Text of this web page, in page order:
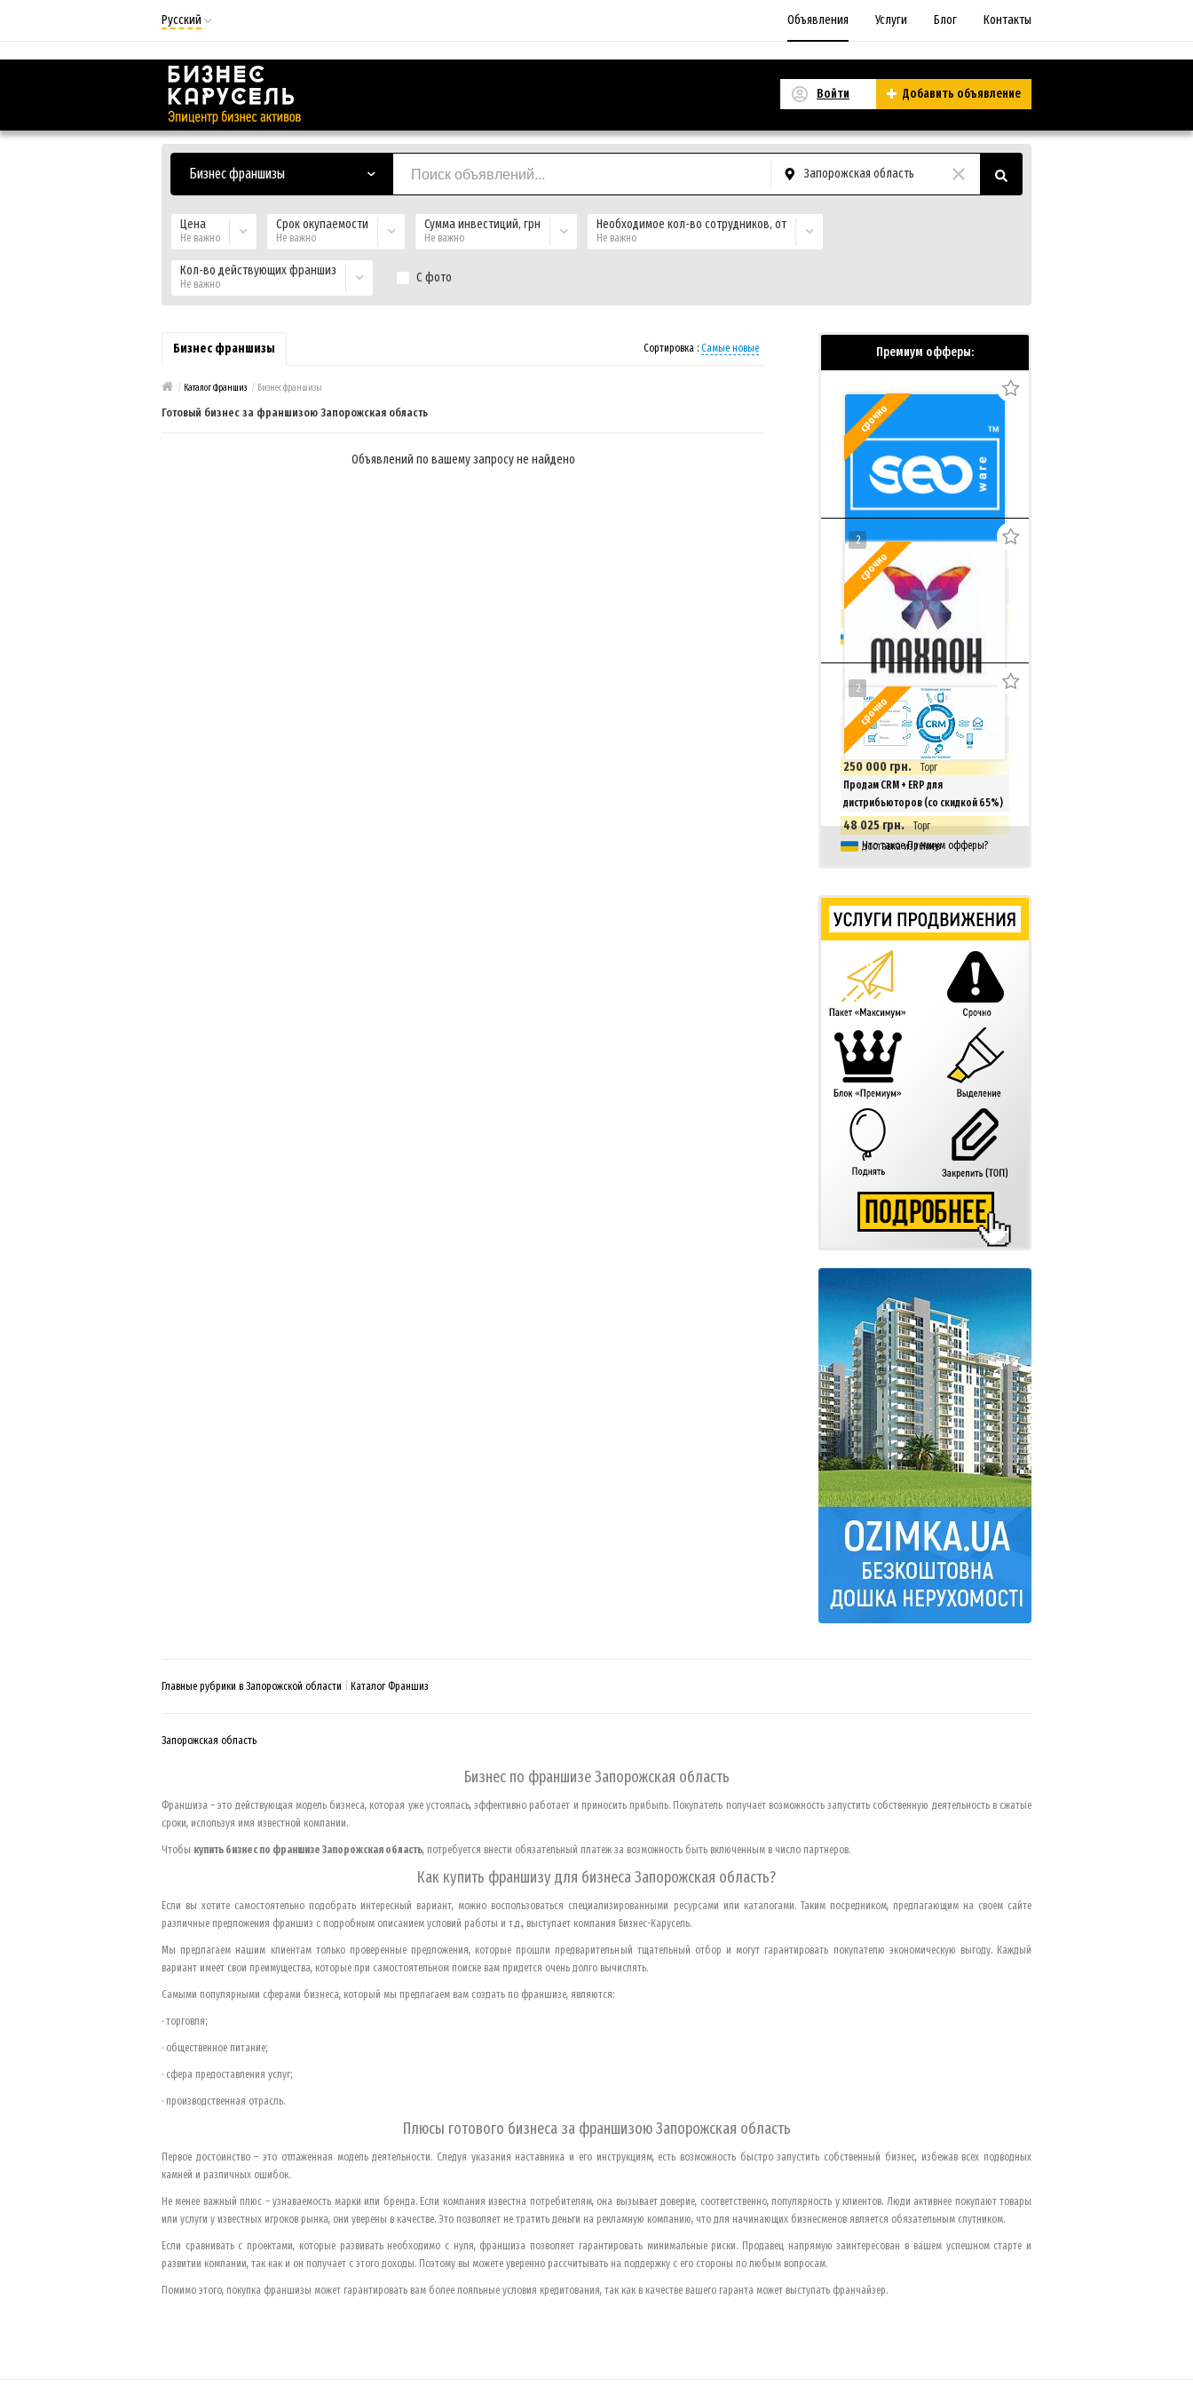
Русский
Русский
Українська
Объявления Услуги Блог Контакты
Войти Добавить объявление
Бизнес франшизы Запорожская область
Цена
Не важно
Срок окупаемости
Не важно
Сумма инвестиций, грн
Не важно
Необходимое кол-во сотрудников, от
Не важно
Кол-во действующих франшиз
Не важно С фото
Бизнес франшизы Сортировка : Самые новые
/ Каталог Франшиз / Бизнес франшизы
Готовый бизнес за франшизою Запорожская область
Объявлений по вашему запросу не найдено
Премиум офферы:
срочно
2
SEO-биржа, магазин фриланс услуг
+ ТМ Seoware
999 000 грн.
Киев
срочно
2
Продается раскрученная Веб-
студия Махаон
250 000 грн.
Торг
Киев
срочно
Продам CRM + ERP для
дистрибьюторов (со скидкой 65%)
48 025 грн.
Торг
доставка из г.Киев
Что такое Премиум офферы?
Главные рубрики в Запорожской области Каталог Франшиз
Запорожская область
Бизнес по франшизеЗапорожская область
Франшиза – это действующая модель бизнеса, которая уже устоялась, эффективно работает и приносить прибыль. Покупатель получает возможность запустить собственную деятельность в сжатые
сроки, используя имя известной компании.
Чтобы купить бизнес по франшизе Запорожская область, потребуется внести обязательный платеж за возможность быть включенным в число партнеров.
Как купить франшизу для бизнесаЗапорожская область?
Если вы хотите самостоятельно подобрать интересный вариант, можно воспользоваться специализированными ресурсами или каталогами. Таким посредником, предлагающим на своем сайте
различные предложения франшиз с подробным описанием условий работы и т.д., выступает компания Бизнес-Карусель.
Мы предлагаем нашим клиентам только проверенные предложения, которые прошли предварительный тщательный отбор и могут гарантировать покупателю экономическую выгоду. Каждый
вариант имеет свои преимущества, которые при самостоятельном поиске вам придется очень долго вычислять.
Самыми популярными сферами бизнеса, который мы предлагаем вам создать по франшизе, являются:
· торговля;
· общественное питание;
· сфера предоставления услуг;
· производственная отрасль.
Плюсы готового бизнеса за франшизоюЗапорожская область
Первое достоинство – это отлаженная модель деятельности. Следуя указания наставника и его инструкциям, есть возможность быстро запустить собственный бизнес, избежав всех подводных
камней и различных ошибок.
Не менее важный плюс – узнаваемость марки или бренда. Если компания известна потребителям, она вызывает доверие, соответственно, популярность у клиентов. Люди активнее покупают товары
или услуги у известных игроков рынка, они уверены в качестве. Это позволяет не тратить деньги на рекламную компанию, что для начинающих бизнесменов является обязательным спутником.
Если сравнивать с проектами, которые развивать необходимо с нуля, франшиза позволяет гарантировать минимальные риски. Продавец напрямую заинтересован в вашем успешном старте и
развитии компании, так как и он получает с этого доходы. Поэтому вы можете уверенно рассчитывать на поддержку с его стороны по любым вопросам.
Помимо этого, покупка франшизы может гарантировать вам более лояльные условия кредитования, так как в качестве вашего гаранта может выступать франчайзер.